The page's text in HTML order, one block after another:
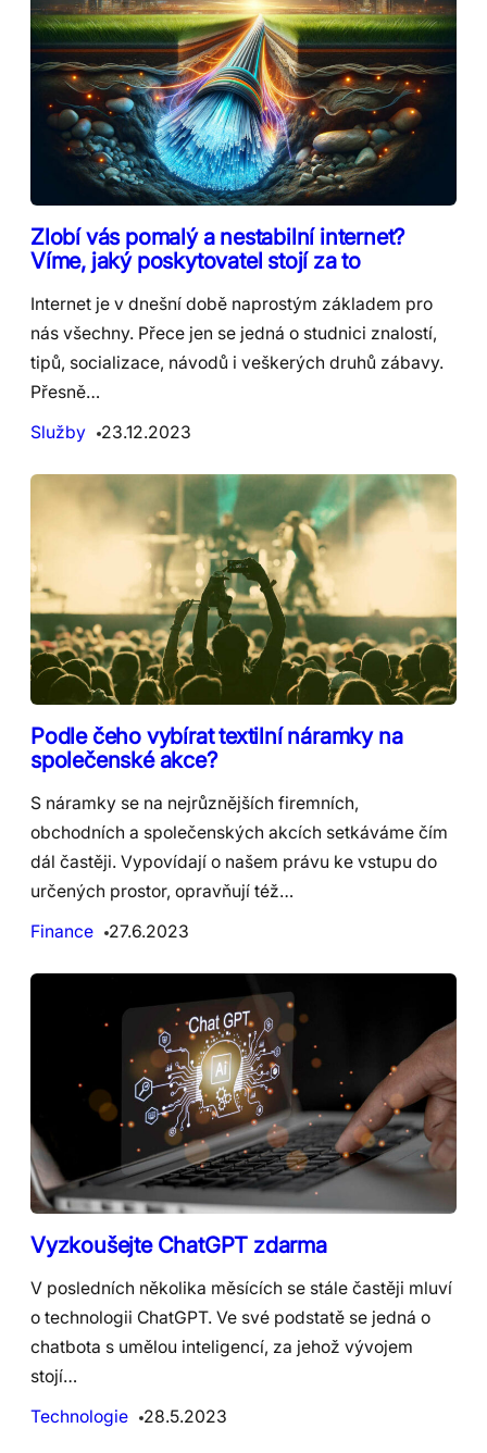
Zlobí vás pomalý a nestabilní internet?
Víme, jaký poskytovatel stojí za to
Internet je v dnešní době naprostým základem pro
nás všechny. Přece jen se jedná o studnici znalostí,
tipů, socializace, návodů i veškerých druhů zábavy.
Přesně…
Služby
23.12.2023
Podle čeho vybírat textilní náramky na
společenské akce?
S náramky se na nejrůznějších firemních,
obchodních a společenských akcích setkáváme čím
dál častěji. Vypovídají o našem právu ke vstupu do
určených prostor, opravňují též…
Finance
27.6.2023
Vyzkoušejte ChatGPT zdarma
V posledních několika měsících se stále častěji mluví
o technologii ChatGPT. Ve své podstatě se jedná o
chatbota s umělou inteligencí, za jehož vývojem
stojí…
Technologie
28.5.2023